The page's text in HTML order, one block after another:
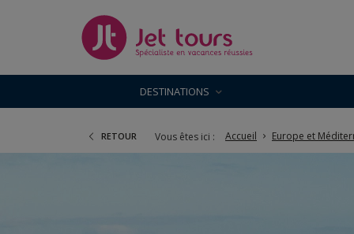
DESTINATIONS
RETOUR Vous êtes ici : Accueil Europe et